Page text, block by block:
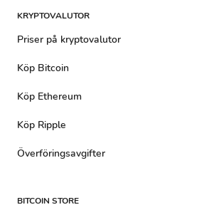
KRYPTOVALUTOR
Priser på kryptovalutor
Köp Bitcoin
Köp Ethereum
Köp Ripple
Överföringsavgifter
BITCOIN STORE